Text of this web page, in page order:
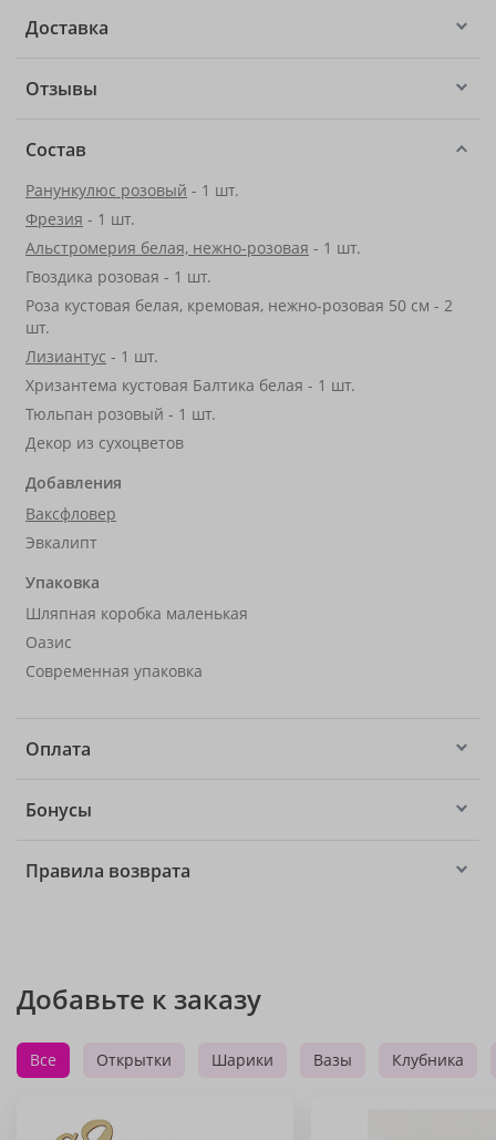
Доставка
Отзывы
Состав
Ранункулюс розовый - 1 шт.
Фрезия - 1 шт.
Альстромерия белая, нежно-розовая - 1 шт.
Гвоздика розовая - 1 шт.
Роза кустовая белая, кремовая, нежно-розовая 50 см - 2
шт.
Лизиантус - 1 шт.
Хризантема кустовая Балтика белая - 1 шт.
Тюльпан розовый - 1 шт.
Декор из сухоцветов
Добавления
Ваксфловер
Эвкалипт
Упаковка
Шляпная коробка маленькая
Оазис
Современная упаковка
Оплата
Бонусы
Правила возврата
Добавьте к заказу
Все Открытки Шарики Вазы Клубника